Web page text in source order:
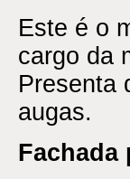
Este é o
cargo da
Presenta
augas.
Fachada